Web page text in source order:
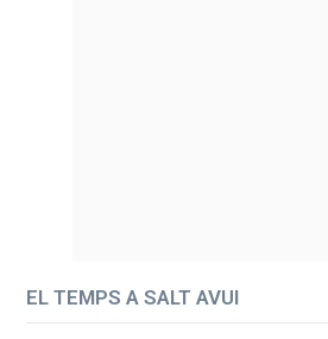
EL TEMPS A SALT AVUI